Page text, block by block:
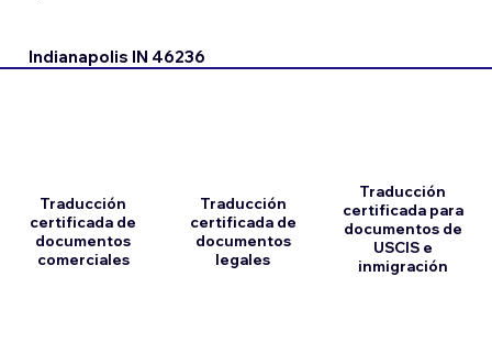
Indianapolis IN 46236
Traducción
certificada de
documentos
comerciales
Traducción
certificada de
documentos
legales
Traducción
certificada para
documentos de
USCIS e
inmigración